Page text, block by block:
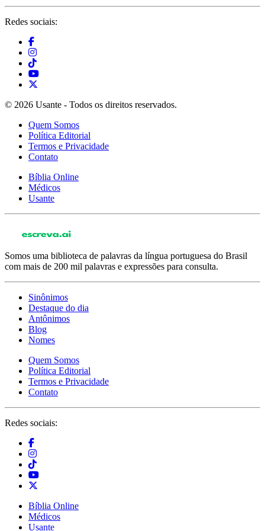
Redes sociais:
© 2026 Usante - Todos os direitos reservados.
Quem Somos
Política Editorial
Termos e Privacidade
Contato
Bíblia Online
Médicos
Usante
Somos uma biblioteca de palavras da língua portuguesa do Brasil
com mais de 200 mil palavras e expressões para consulta.
Sinônimos
Destaque do dia
Antônimos
Blog
Nomes
Quem Somos
Política Editorial
Termos e Privacidade
Contato
Redes sociais:
Bíblia Online
Médicos
Usante